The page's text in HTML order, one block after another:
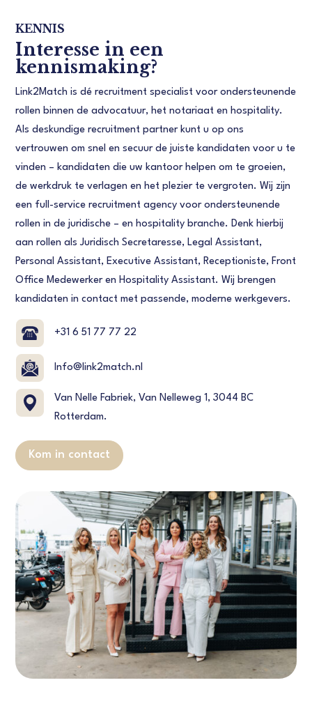
KENNIS
Interesse in een
kennismaking?
Link2Match is dé recruitment specialist voor ondersteunende
rollen binnen de advocatuur, het notariaat en hospitality.
Als deskundige recruitment partner kunt u op ons
vertrouwen om snel en secuur de juiste kandidaten voor u te
vinden – kandidaten die uw kantoor helpen om te groeien,
de werkdruk te verlagen en het plezier te vergroten. Wij zijn
een full-service recruitment agency voor ondersteunende
rollen in de juridische – en hospitality branche. Denk hierbij
aan rollen als Juridisch Secretaresse, Legal Assistant,
Personal Assistant, Executive Assistant, Receptioniste, Front
Office Medewerker en Hospitality Assistant. Wij brengen
kandidaten in contact met passende, moderne werkgevers.
+31 6 51 77 77 22
Info@link2match.nl
Van Nelle Fabriek, Van Nelleweg 1, 3044 BC
Rotterdam.
Kom in contact